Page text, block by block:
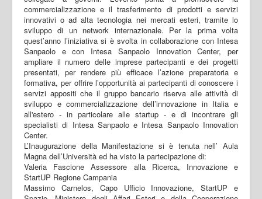
commercializzazione e il trasferimento di prodotti e servizi
innovativi o ad alta tecnologia nei mercati esteri, tramite lo
sviluppo di un network internazionale. Per la prima volta
quest’anno l’iniziativa si è svolta in collaborazione con Intesa
Sanpaolo e con Intesa Sanpaolo Innovation Center, per
ampliare il numero delle imprese partecipanti e dei progetti
presentati, per rendere più efficace l’azione preparatoria e
formativa, per offrire l’opportunità ai partecipanti di conoscere i
servizi appositi che il gruppo bancario riserva alle attività di
sviluppo e commercializzazione dell’innovazione in Italia e
all'estero - in particolare alle startup - e di incontrare gli
specialisti di Intesa Sanpaolo e Intesa Sanpaolo Innovation
Center.
L’Inaugurazione della Manifestazione si è tenuta nell’ Aula
Magna dell’Università ed ha visto la partecipazione di:
Valeria Fascione Assessore alla Ricerca, Innovazione e
StartUP Regione Campania
Massimo Carnelos, Capo Ufficio Innovazione, StartUP e